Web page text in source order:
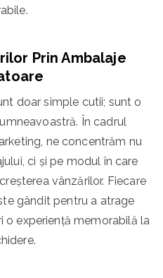
Prin Ambalaje
doar simple cutii; sunt o
În cadrul
ne concentrăm nu
ci și pe modul în care
vânzărilor. Fiecare
gândit pentru a atrage
o experiență memorabilă la